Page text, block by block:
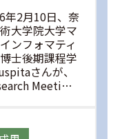
年2月10日、奈
大学院大学マ
ンフォマティ
士後期課程学
さんが、
Meeti…